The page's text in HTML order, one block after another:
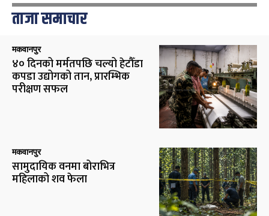
ताजा समाचार
मकवानपुर
४० दिनको मर्मतपछि चल्यो हेटौँडा
कपडा उद्योगको तान, प्रारम्भिक
परीक्षण सफल
मकवानपुर
सामुदायिक वनमा बोराभित्र
महिलाको शव फेला